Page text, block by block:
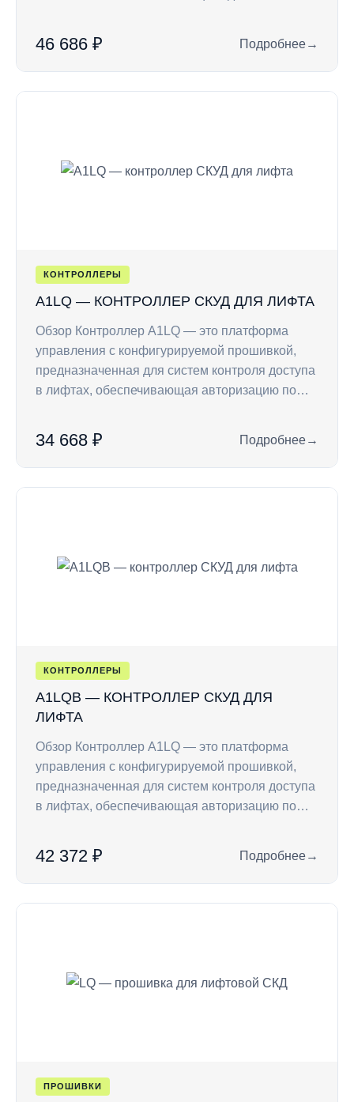
46 686 ₽ Подробнее
: A1U —
→
КОНТРОЛЛЕРЫ
A1LQ — КОНТРОЛЛЕР СКУД ДЛЯ ЛИФТА
Обзор Контроллер A1LQ — это платформа
управления с конфигурируемой прошивкой,
предназначенная для систем контроля доступа
в лифтах, обеспечивающая авторизацию по…
34 668 ₽ Подробнее
: A1LQ —
→
КОНТРОЛЛЕРЫ
A1LQB — КОНТРОЛЛЕР СКУД ДЛЯ
ЛИФТА
Обзор Контроллер A1LQ — это платформа
управления с конфигурируемой прошивкой,
предназначенная для систем контроля доступа
в лифтах, обеспечивающая авторизацию по…
42 372 ₽ Подробнее
: A1LQB —
→
ПРОШИВКИ